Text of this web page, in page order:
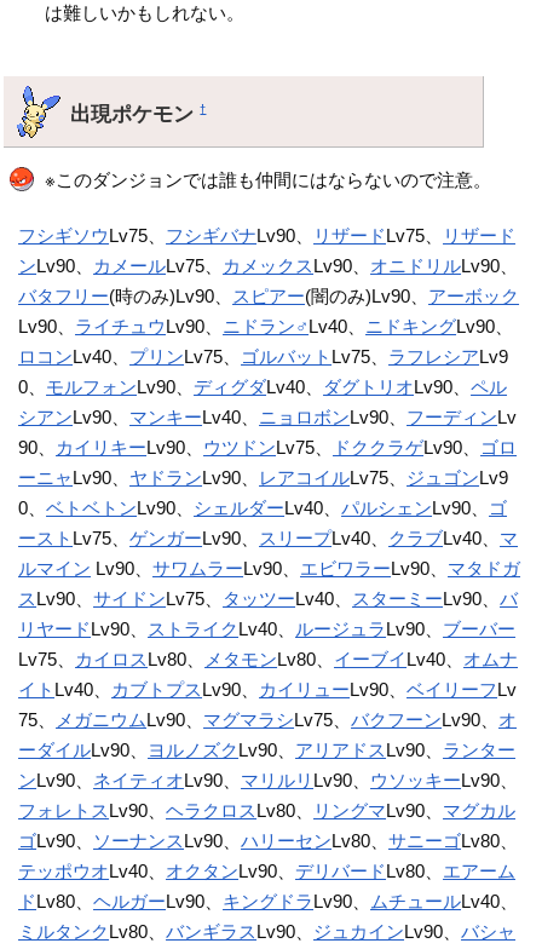
は難しいかもしれない。
出現ポケモン†
※このダンジョンでは誰も仲間にはならないので注意。
フシギソウLv75、 フシギバナLv90、 リザードLv75、
リザード
ンLv90、 カメールLv75、 カメックスLv90、 オニドリルLv90、
バタフリー(時のみ)Lv90、 スピアー(闇のみ)Lv90、 アーボック
Lv90、 ライチュウLv90、 ニドラン♂Lv40、 ニドキングLv90、
ロコンLv40、 プリンLv75、 ゴルバット Lv75、 ラフレシアLv9
0、 モルフォンLv90、 ディグダLv40、 ダグトリオLv90、ペル
シアンLv90、 マンキーLv40、 ニョロボンLv90、 フーディンLv
90、
カイリキーLv90、 ウツドンLv75、 ドククラゲLv90、
ゴロ
ーニャLv90、 ヤドランLv90、 レアコイルLv75、 ジュゴンLv9
0、ベトベトンLv90、 シェルダーLv40、パルシェンLv90、
ゴ
ースト Lv75、ゲンガーLv90、 スリープLv40、 クラブLv40、 マ
ルマイン Lv90、サワムラーLv90、 エビワラーLv90、 マタドガ
スLv90、サイドンLv75、 タッツーLv40、 スターミーLv90、バ
リヤードLv90、 ストライクLv40、 ルージュラLv90、 ブーバー
Lv75、
カイロスLv80、 メタモンLv80、 イーブイLv40、 オムナ
イト Lv40、 カブトプスLv90、 カイリューLv90、ベイリーフLv
75、
メガニウムLv90、 マグマラシLv75、バクフーンLv90、 オ
ーダイルLv90、 ヨルノズクLv90、 アリアドスLv90、 ランター
ンLv90、 ネイティオLv90、 マリルリ Lv90、 ウソッキーLv90、
フォレトスLv90、ヘラクロスLv80、 リングマLv90、 マグカル
ゴLv90、 ソーナンスLv90、ハリーセンLv80、サニーゴLv80、
テッポウオLv40、 オクタンLv90、 デリバードLv80、 エアーム
ドLv80、ヘルガーLv90、 キングドラLv90、 ムチュールLv40、
ミルタンクLv80、バンギラスLv90、 ジュカインLv90、バシャ